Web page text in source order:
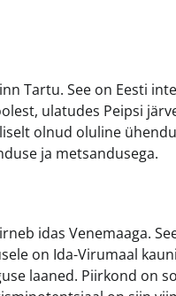
Tartu. See on Eesti
ulatudes Peipsi
olnud oluline
ja metsandusega.
idas Venemaaga.
on Ida-Virumaal
laaned. Piirkond on